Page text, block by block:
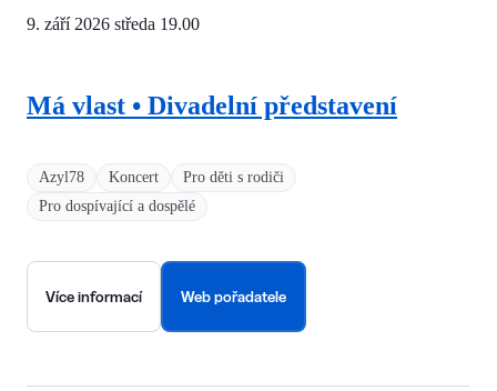
Azyl78 Koncert
Pro děti s rodiči
Pro dospívající a dospělé
Má vlast • Divadelní představení
9. září 2026 středa 19.00
Více informací Web pořadatele